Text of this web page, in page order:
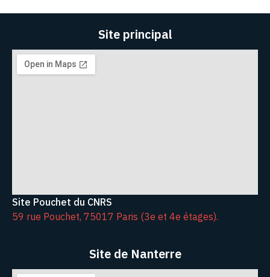
Site principal
Site Pouchet du CNRS
59 rue Pouchet, 75017 Paris (3e et 4e étages).
Site de Nanterre